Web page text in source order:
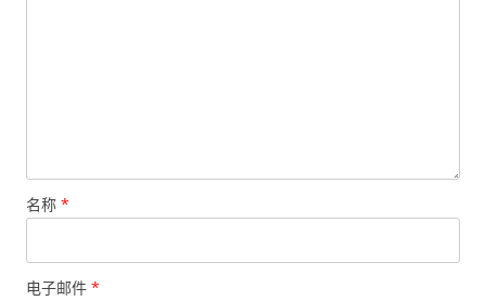
名称 *
电子邮件 *